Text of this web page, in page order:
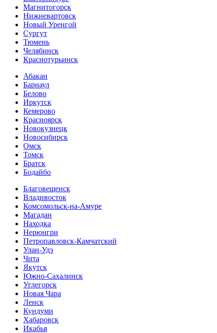
Магнитогорск
Нижневартовск
Новый Уренгой
Сургут
Тюмень
Челябинск
Краснотурьинск
Абакан
Барнаул
Белово
Иркутск
Кемерово
Красноярск
Новокузнецк
Новосибирск
Омск
Томск
Братск
Бодайбо
Благовещенск
Владивосток
Комсомольск-на-Амуре
Магадан
Находка
Нерюнгри
Петропавловск-Камчатский
Улан-Удэ
Чита
Якутск
Южно-Сахалинск
Углегорск
Новая Чара
Ленск
Кундуми
Хабаровск
Икабья